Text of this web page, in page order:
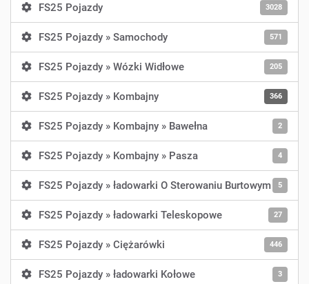
FS25 Pojazdy 3028
FS25 Pojazdy » Samochody 571
FS25 Pojazdy » Wózki Widłowe 205
FS25 Pojazdy » Kombajny 366
FS25 Pojazdy » Kombajny » Bawełna 2
FS25 Pojazdy » Kombajny » Pasza 4
FS25 Pojazdy » ładowarki O Sterowaniu Burtowym 5
FS25 Pojazdy » ładowarki Teleskopowe 27
FS25 Pojazdy » Ciężarówki 446
FS25 Pojazdy » ładowarki Kołowe 3